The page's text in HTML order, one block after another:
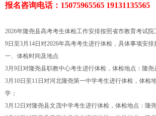
报名咨询电话：15075965565 19131135565
2026年隆尧县高考考生体检工作安排按照省市教育考试院
9日至3月14日对2026年高考考生进行体检，具体事项安排
一、体检时间及地点
3月9日对隆尧县职教中心考生进行体检，体检地点：隆尧
3月10日至11日对河北隆尧第一中学考生进行体检，体检
学；
3月12日对隆尧县文茂中学考生进行体检，体检地点：隆